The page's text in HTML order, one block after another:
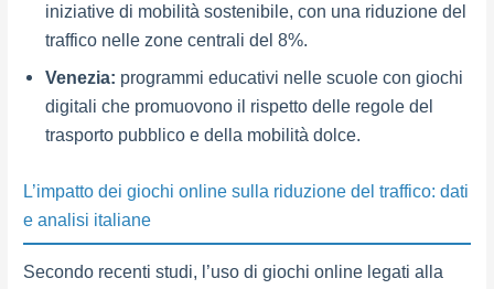
iniziative di mobilità sostenibile, con una riduzione del
traffico nelle zone centrali del 8%.
Venezia: programmi educativi nelle scuole con giochi
digitali che promuovono il rispetto delle regole del
trasporto pubblico e della mobilità dolce.
L’impatto dei giochi online sulla riduzione del traffico: dati
e analisi italiane
Secondo recenti studi, l’uso di giochi online legati alla